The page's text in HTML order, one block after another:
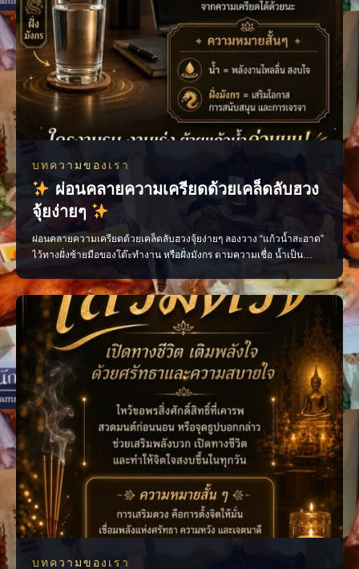
บทความของเรา
ผ่อนคลายความเครียดด้วยเคล็ดลับฮวง
จุ้ยง่ายๆ
ผ่อนคลายความเครียดด้วยเคล็ดลับฮวงจุ้ยง่ายๆ ลองวาง “แก้วน้ำสะอาด”
ไว้ทางฝั่งซ้ายมือของโต๊ะทำงาน หรือฝั่งมังกร ตามความเชื่อ น้ำเป็น
โอกาสได้รับการสนับสนุน และสร้างบรรยากาศสงบระหว่างทำงาน ใคร
ช่วงนี้งานรุม งานเร่ง หรือเจรจาไม่ลงตัว…ลองย้ายแก้
บทความของเรา